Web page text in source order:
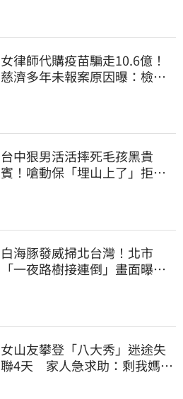
女律師代購疫苗騙走10.6億！
慈濟多年未報案原因曝：檢警
台中狠男活活摔死毛孩黑貴
賓！嗆動保「埋山上了」拒交
白海豚發威掃北台灣！北市
「一夜路樹接連倒」畫面曝
女山友攀登「八大秀」迷途失
聯4天 家人急求助：剩我媽還